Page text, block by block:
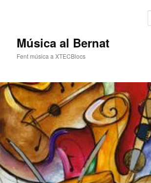
Música al Bernat
Fent música a XTECBlocs